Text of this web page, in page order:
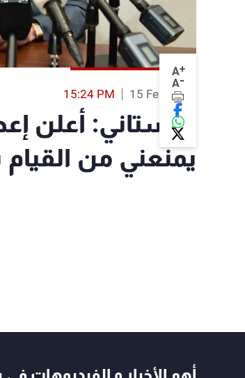
A+
A-
15 Feb 2019
15:24 PM
البستاني: أعلن
يمنعني من